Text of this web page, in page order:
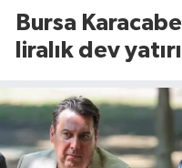
Bursa
liralık dev
yükseliyor